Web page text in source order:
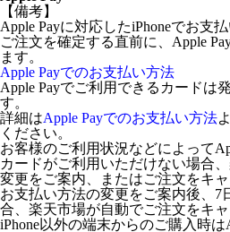
【備考】
Apple Payに対応したiPhoneでお支
ご注文を確定する直前に、Apple
ます。
Apple Payでのお支払い方法
Apple Payでご利用できるカードは
す。
詳細はApple Payでのお支払い方法
ください。
お客様のご利用状況などによって
カードがご利用いただけない場合
変更をご案内、またはご注文をキャ
お支払い方法の変更をご案内後、7
合、楽天市場が自動でご注文をキャ
iPhone以外の端末からのご購入時は